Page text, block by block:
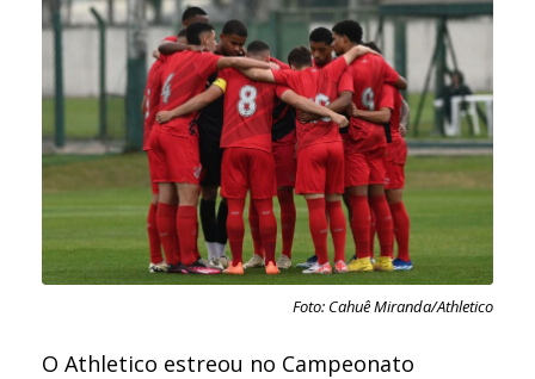
Foto: Cahuê Miranda/Athletico
O Athletico estreou no Campeonato